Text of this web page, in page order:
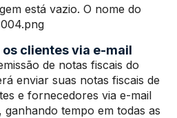
está vazio. O nome do
os clientes via e-mail
de notas fiscais do
enviar suas notas fiscais de
e fornecedores via e-mail
ganhando tempo em todas as